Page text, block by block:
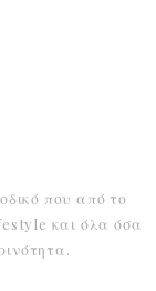
που από το
και όλα όσα